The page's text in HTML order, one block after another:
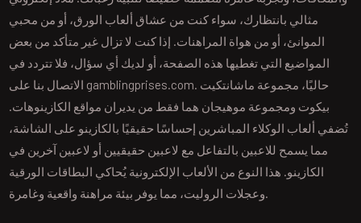
مثالي بانتظارك، سواء كنت من عشاق ألعاب الورق، أو من محبي
الموانئ، أو من هواة المراهنات. إذا كنت لا تزال غير متأكد من بعض
المواضيع التي تغطيها هذه الصفحة، أو لديك أي سؤال، فلا تتردد في
الاتصال بنا على gamblingprises.com. حاليًا، مجموعة ماشانتكيت
بيكوت ومجموعة موهيجان هما فقط من يديران مواقع الكازينوهات.
تُضفي ألعاب الوكلاء المباشرين إحساسًا حقيقيًا بالكازينو على الشاشة،
مما يسمح للاعبين بالتفاعل مع لاعبين حقيقيين أو لاعبين آخرين في
الكازينو. هذا النوع من الألعاب الإلكترونية يُحاكي البطاقات الورقية
وعجلات الروليت، مما يوفر بيئة مراهنة واقعية وغامرة.